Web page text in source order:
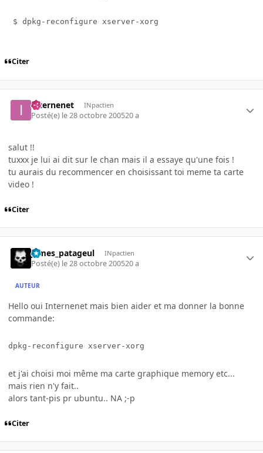
$ dpkg-reconfigure xserver-xorg
Citer
internenet INpactien
Posté(e) le 28 octobre 200520 a
salut !!
tuxxx je lui ai dit sur le chan mais il a essaye qu'une fois !
tu aurais du recommencer en choisissant toi meme ta carte
video !
Citer
james_patageul INpactien
Posté(e) le 28 octobre 200520 a
AUTEUR
Hello oui Internenet mais bien aider et ma donner la bonne
commande:
dpkg-reconfigure xserver-xorg
et j'ai choisi moi même ma carte graphique memory etc...
mais rien n'y fait..
alors tant-pis pr ubuntu.. NA ;-p
Citer